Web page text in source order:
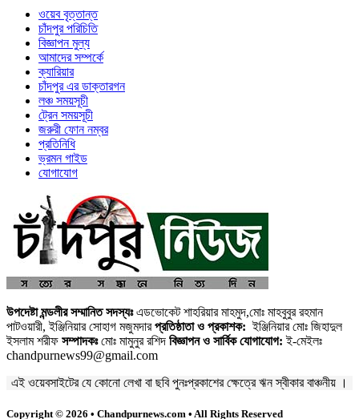
ওয়েব বৃত্তান্ত
চাঁদপুর পরিচিতি
বিজ্ঞাপন মুল্য
আমাদের সম্পর্কে
ক্যারিয়ার
চাঁদপুর এর ডাক্তারগন
লঞ্চ সময়সূচী
ট্রেন সময়সূচী
জরুরী ফোন নম্বর
প্রতিনিধি
ভ্রমন গাইড
যোগাযোগ
উপদেষ্টা মন্ডলীর সম্মানিত সদস্যঃএডভোকেট শাহরিয়ার মাহমুদ,মোঃ মাহবুবুর রহমান
পাটওয়ারী, ইঞ্জিনিয়ার সোহাগ মজুমদারপ্রতিষ্ঠাতা ও প্রকাশক: ইঞ্জিনিয়ার মোঃ জিহাদুল
ইসলাম শরীফ সম্পাদকঃমোঃ মামুনুর রশিদ বিজ্ঞাপন ও সার্বিক যোগাযোগ: ই-মেইলঃ
chandpurnews99@gmail.com
এই ওয়েবসাইটের যে কোনো লেখা বা ছবি পুনঃপ্রকাশের ক্ষেত্রে ঋন স্বীকার বাঞ্চনীয় ।
Copyright © 2026 • Chandpurnews.com • All Rights Reserved